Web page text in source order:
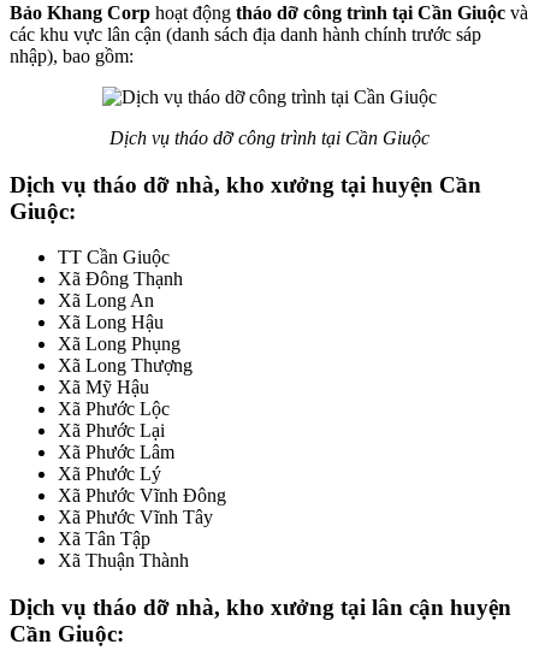
Bảo Khang Corp hoạt động tháo dỡ công trình tại Cần Giuộc và
các khu vực lân cận (danh sách địa danh hành chính trước sáp
nhập), bao gồm:
Dịch vụ tháo dỡ công trình tại Cần Giuộc
Dịch vụ tháo dỡ nhà, kho xưởng tại huyện Cần
Giuộc:
TT Cần Giuộc
Xã Đông Thạnh
Xã Long An
Xã Long Hậu
Xã Long Phụng
Xã Long Thượng
Xã Mỹ Hậu
Xã Phước Lộc
Xã Phước Lại
Xã Phước Lâm
Xã Phước Lý
Xã Phước Vĩnh Đông
Xã Phước Vĩnh Tây
Xã Tân Tập
Xã Thuận Thành
Dịch vụ tháo dỡ nhà, kho xưởng tại lân cận huyện
Cần Giuộc: